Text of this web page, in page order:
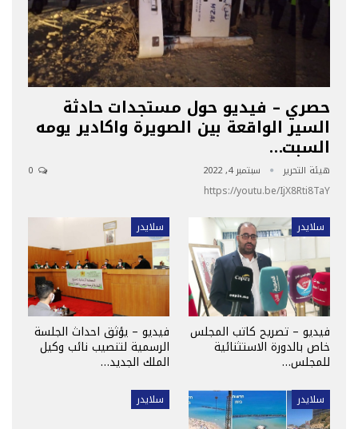
حصري – فيديو حول مستجدات حادثة
السير الواقعة بين الصويرة واكادير يومه
السبت…
هيئة التحرير سبتمبر 4, 2022
https://youtu.be/IjX8Rti8TaY
سلايدر
فيديو – تصريح كاتب المجلس
خاص بالدورة الاستثنائية
للمجلس…
سلايدر
فيديو – يؤثق احداث الجلسة
الرسمية لتنصيب نائب وكيل
الملك الجديد…
سلايدر سلايدر